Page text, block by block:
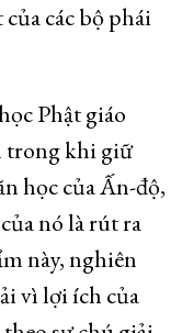
các bộ phái
Phật giáo
trong khi giữ
học của Ấn-độ,
nó là rút ra
này, nghiên
vì lợi ích của